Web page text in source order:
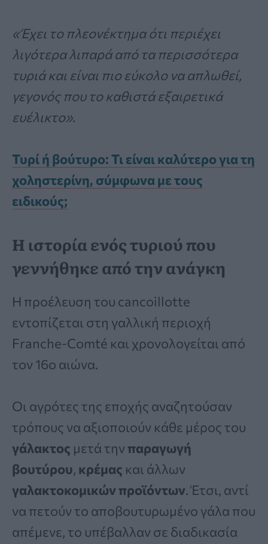
«Έχει το πλεονέκτημα ότι περιέχει
λιγότερα λιπαρά από τα περισσότερα
τυριά και είναι πιο εύκολο να απλωθεί,
γεγονός που το καθιστά εξαιρετικά
ευέλικτο».
Τυρί ή βούτυρο: Τι είναι καλύτερο για τη
χοληστερίνη, σύμφωνα με τους
ειδικούς;
Η ιστορία ενός τυριού που
γεννήθηκε από την ανάγκη
Η προέλευση του cancoillotte
εντοπίζεται στη γαλλική περιοχή
Franche-Comté και χρονολογείται από
τον 16ο αιώνα.
Οι αγρότες της εποχής αναζητούσαν
τρόπους να αξιοποιούν κάθε μέρος του
γάλακτος μετά την παραγωγή
βουτύρου, κρέμας και άλλων
γαλακτοκομικών προϊόντων. Έτσι, αντί
να πετούν το αποβουτυρωμένο γάλα που
απέμενε, το υπέβαλλαν σε διαδικασία